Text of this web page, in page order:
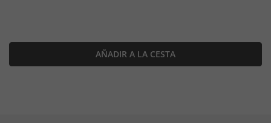
AÑADIR A LA CESTA